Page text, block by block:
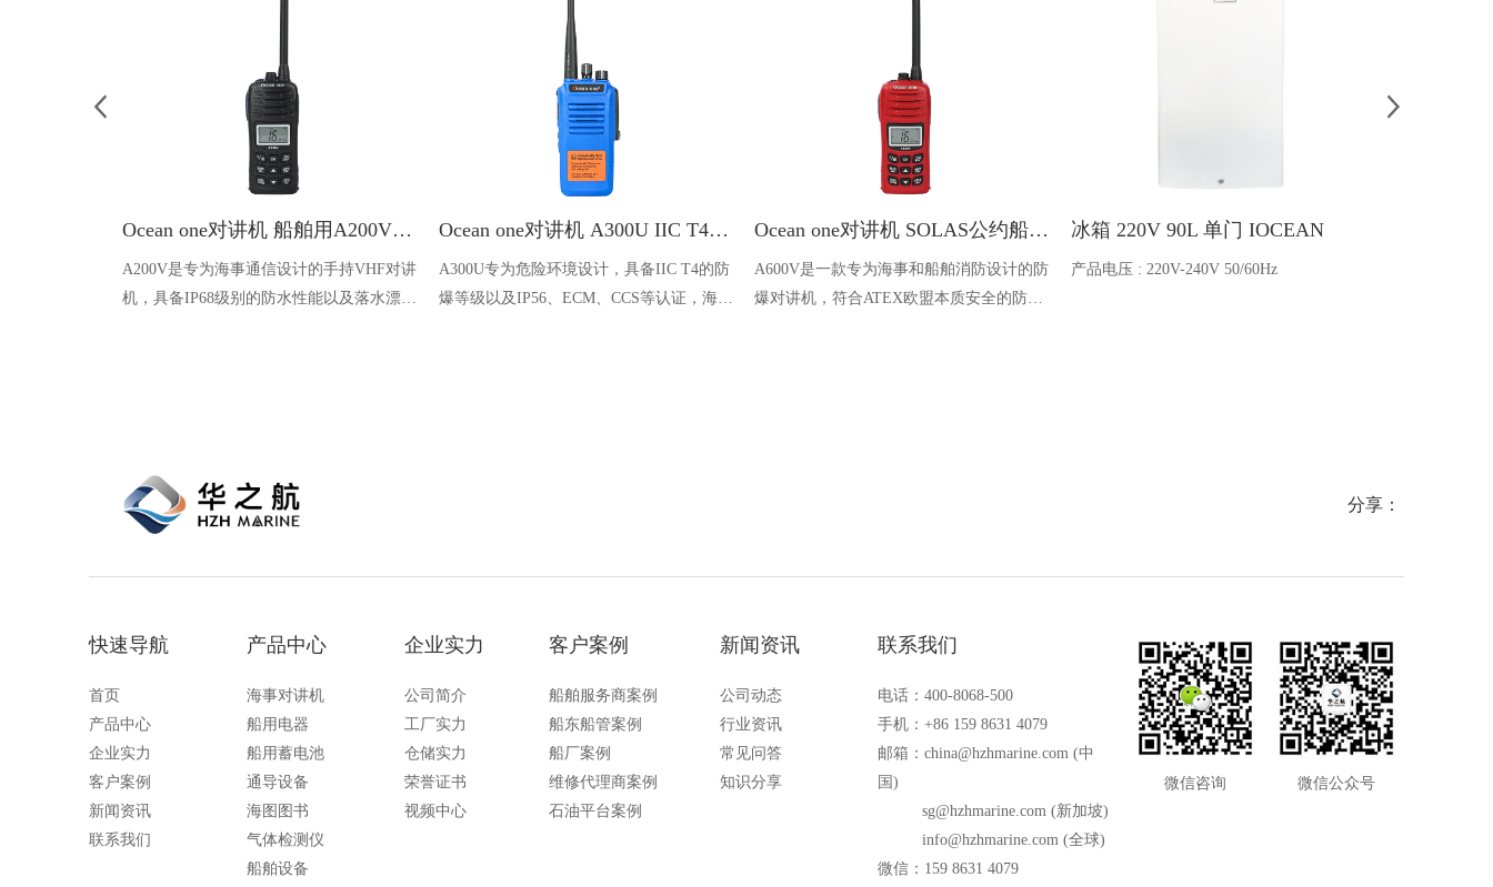
Ocean one对讲机 船舶用A200V漂浮式手持防水对讲机
A200V是专为海事通信设计的手持VHF对讲
机，具备IP68级别的防水性能以及落水漂浮
Ocean one对讲机 A300U IIC T4氢气防爆对讲机 船舶消防本质安全无线电
A300U专为危险环境设计，具备IIC T4的防
爆等级以及IP56、ECM、CCS等认证，海上
Ocean one对讲机 SOLAS公约船舶消防A600V ATEX防爆对讲机
A600V是一款专为海事和船舶消防设计的防
爆对讲机，符合ATEX欧盟本质安全的防爆
冰箱 220V 90L 单门 IOCEAN
产品电压 : 220V-240V 50/60Hz
分享：
快速导航
首页
产品中心
企业实力
客户案例
新闻资讯
联系我们
产品中心
海事对讲机
船用电器
船用蓄电池
通导设备
海图图书
气体检测仪
船舶设备
企业实力
公司简介
工厂实力
仓储实力
荣誉证书
视频中心
客户案例
船舶服务商案例
船东船管案例
船厂案例
维修代理商案例
石油平台案例
新闻资讯
公司动态
行业资讯
常见问答
知识分享
联系我们
电话：400-8068-500
手机：+86 159 8631 4079
邮箱：china@hzhmarine.com (中
国)
sg@hzhmarine.com (新加坡)
info@hzhmarine.com (全球)
微信：159 8631 4079
微信咨询 微信公众号